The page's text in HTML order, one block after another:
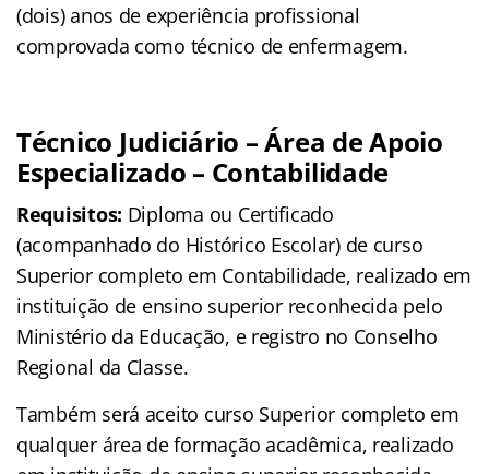
(dois) anos de experiência profissional
comprovada como técnico de enfermagem.
Técnico Judiciário – Área de Apoio
Especializado – Contabilidade
Requisitos: Diploma ou Certificado
(acompanhado do Histórico Escolar) de curso
Superior completo em Contabilidade, realizado em
instituição de ensino superior reconhecida pelo
Ministério da Educação, e registro no Conselho
Regional da Classe.
Também será aceito curso Superior completo em
qualquer área de formação acadêmica, realizado